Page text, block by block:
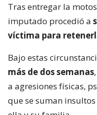
Tras entregar la
imputado procedió a
víctima para
Bajo estas
más de dos semanas
a agresiones físicas,
que se suman